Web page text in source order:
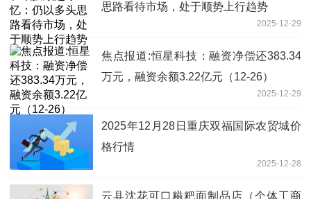
思路看待市场，处于顺势上行趋势
2025-12-29
焦点报道:恒星科技：融资净偿还383.34
万元，融资余额3.22亿元（12-26）
2025-12-29
2025年12月28日重庆双福国际农贸城价
格行情
2025-12-28
云县沈花可口糍粑面制品店（个体工商